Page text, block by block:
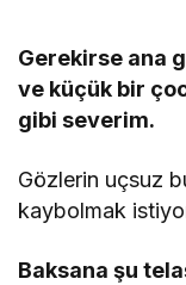
Gerekirse ana
ve küçük bir
gibi severim.
Gözlerin uçsuz
kaybolmak
Baksana şu